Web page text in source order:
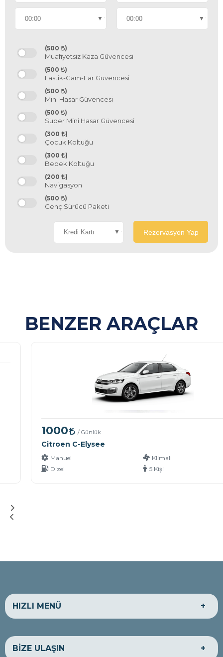
(500 )
Muafiyetsiz Kaza Güvencesi
(500 )
Lastik-Cam-Far Güvencesi
(500 )
Mini Hasar Güvencesi
(500 )
Süper Mini Hasar Güvencesi
(300 )
Çocuk Koltuğu
(300 )
Bebek Koltuğu
(200 )
Navigasyon
(500 )
Genç Sürücü Paketi
Rezervasyon Yap
BENZER ARAÇLAR
1000 / Günlük
Citroen C-Elysee
Manuel
Klimalı
Dizel
5 Kişi
HIZLI MENÜ
HAKKIMIZDA
EKONOMİK ARAÇLAR
LÜKS ARAÇLAR
BİZE ULAŞIN